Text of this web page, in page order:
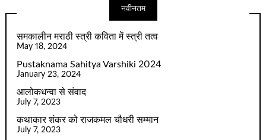
नवीनतम
समकालीन मराठी स्त्री कविता में स्त्री तत्व
May 18, 2024
Pustaknama Sahitya Varshiki 2024
January 23, 2024
आलोकधन्वा से संवाद
July 7, 2023
कथाकार शंकर को राजकमल चौधरी सम्मान
July 7, 2023